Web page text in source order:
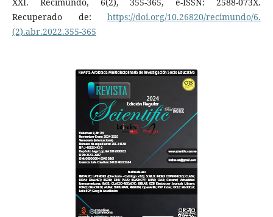
Recuperado de:https://doi.org/10.26820/recimundo/6.
(2).abr.2022.355-365